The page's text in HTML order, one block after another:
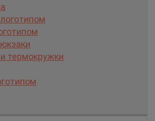
термокружки